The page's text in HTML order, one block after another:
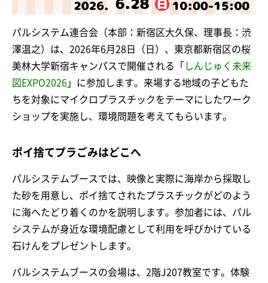
パルシステム連合会（本部：新宿区大久保、理事長：渋
澤温之）は、2026年6月28日（日）、東京都新宿区の桜
美林大学新宿キャンパスで開催される「 しんじゅく未来
図EXPO2026 」に参加します。来場する地域の子どもた
ちを対象にマイクロプラスチックをテーマにしたワーク
ショップを実施し、環境問題を考えてもらいます。
ポイ捨てプラごみはどこへ
パルシステムブースでは、映像と実際に海岸から採取し
た砂を用意し、ポイ捨てされたプラスチックがどのよう
に海へたどり着くのかを説明します。参加者には、パル
システムが身近な環境配慮として利用を呼びかけている
石けんをプレゼントします。
パルシステムブースの会場は、2階J207教室です。体験